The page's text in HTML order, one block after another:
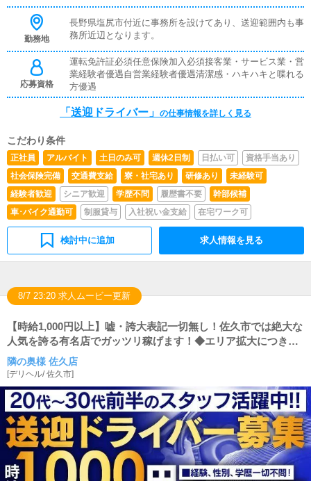
勤務地
長野県塩尻市付近に事務所を設けてあり、送迎範囲内も事
務所近辺となります。
応募資格
運転免許証必須任意保険加入必須接客業・サービス業・営
業経験者優遇自営業経験者優遇清潔感・ハキハキと喋れる
方優遇
「送迎ドライバー」 の仕事情報を詳しく見る
こだわり条件
正社員 アルバイト 土日のみ可 週休2日制 日払い可
資格手当あり
社会保険完備
交通費支給 寮・社宅あり 研修あり
未経験可
経験者歓迎
シニア歓迎 学歴不問 履歴書不要
幹部候補
車･バイク通勤可
制服貸与 入社祝い金支給 在宅ワーク可
検討中に追加 求人情報を見る
8/7 23:20 求人ムービー更新
【時給1,000円以上】嘘・誇大表記一切無し！佐久市では絶大な
人気を誇る有名店でガッツリ稼げます！◆エリア拡大につき内
勤スタッフ&ドライバー急募‼◆
隣の奥様 佐久店
[デリヘル/佐久市]